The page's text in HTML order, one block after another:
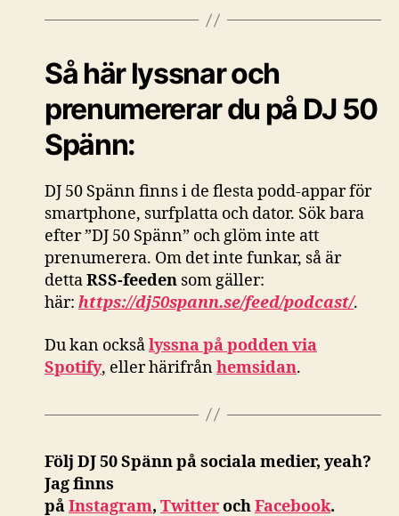
Så här lyssnar och
prenumererar du på DJ 50
Spänn:
DJ 50 Spänn finns i de flesta podd-appar för
smartphone, surfplatta och dator. Sök bara
efter ”DJ 50 Spänn” och glöm inte att
prenumerera. Om det inte funkar, så är
dettaRSS-feeden som gäller:
här: https://dj50spann.se/feed/podcast/.
Du kan ocksålyssna på podden via
Spotify, eller härifrånhemsidan.
Följ DJ 50 Spänn på sociala medier, yeah?
Jag finns
påInstagram, TwitterochFacebook.